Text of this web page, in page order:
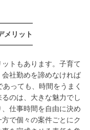
メリット
トもあります。子育て
社勤めを諦めなければ
っても、時間をうまく
のは、大きな魅力でし
仕事時間を自由に決め
で個々の案件ごとにク